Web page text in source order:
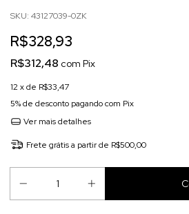
SKU: 43127039-0ZK
R$328,93
R$312,48 com Pix
12 x de R$33,47
5% de desconto pagando com Pix
Ver mais detalhes
Frete grátis a partir de R$500,00